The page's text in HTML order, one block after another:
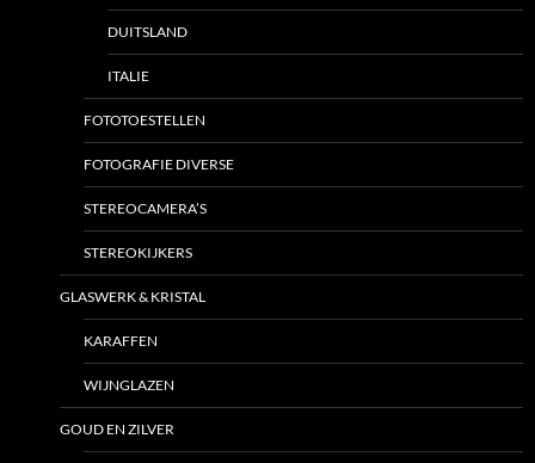
DUITSLAND
ITALIE
FOTOTOESTELLEN
FOTOGRAFIE DIVERSE
STEREOCAMERA’S
STEREOKIJKERS
GLASWERK & KRISTAL
KARAFFEN
WIJNGLAZEN
GOUD EN ZILVER